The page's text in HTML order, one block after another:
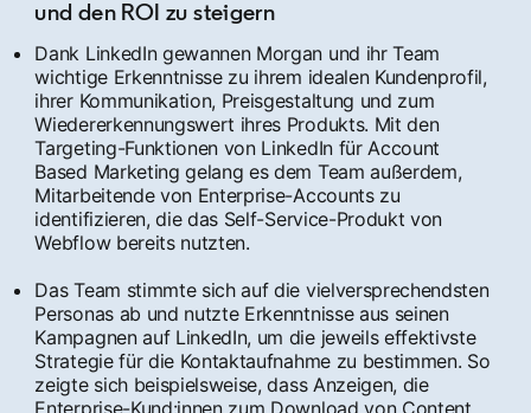
und den ROI zu steigern
Dank LinkedIn gewannen Morgan und ihr Team
wichtige Erkenntnisse zu ihrem idealen Kundenprofil,
ihrer Kommunikation, Preisgestaltung und zum
Wiedererkennungswert ihres Produkts. Mit den
Targeting-Funktionen von LinkedIn für Account
Based Marketing gelang es dem Team außerdem,
Mitarbeitende von Enterprise-Accounts zu
identifizieren, die das Self-Service-Produkt von
Webflow bereits nutzten.
Das Team stimmte sich auf die vielversprechendsten
Personas ab und nutzte Erkenntnisse aus seinen
Kampagnen auf LinkedIn, um die jeweils effektivste
Strategie für die Kontaktaufnahme zu bestimmen. So
zeigte sich beispielsweise, dass Anzeigen, die
Enterprise-Kund:innen zum Download von Content